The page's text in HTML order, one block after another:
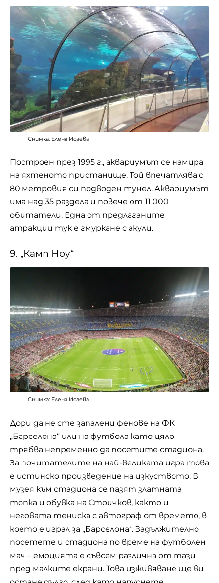
Снимка: Елена Исаева
Построен през 1995 г., аквариумът се намира
на яхтеното пристанище. Той впечатлява с
80 метровия си подводен тунел. Аквариумът
има над 35 раздела и повече от 11 000
обитатели. Една от предлаганите
атракции тук е гмуркане с акули.
9. „Камп Ноу“
Снимка: Елена Исаева
Дори да не сте запалени фенове на ФК
„Барселона“ или на футбола като цяло,
трябва непременно да посетите стадиона.
За почитателите на най-великата игра това
е истинско произведение на изкуството. В
музея към стадиона се пазят златната
топка и обувка на Стоичков, както и
неговата тениска с автограф от времето, в
което е играл за „Барселона“. Задължително
посетете и стадиона по време на футболен
мач – емоцията е съвсем различна от тази
пред малките екрани. Това изживяване ще ви